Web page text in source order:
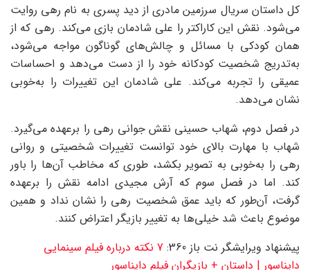
کل داستان سریال سرزمین مادری از دید پسری به‌ نام رهی روایت
می‌شود. نقش این کاراکتر را علی شادمان بازی می‌کند. رهی که از
همان کودکی با مسائل و چالش‌های گوناگون مواجه می‌شود،
به‌تدریج شخصیت کودکانه خود را از دست می‌دهد و احساسات
عمیقی را تجربه می‌کند. علی شادمان این تغییرات را به‌خوبی
نشان می‌دهد.
در فصل د‌وم، شهاب حسینی نقش جوانی رهی را برعهده می‌گیرد.
شهاب با مهارت بالای خود توانست تغییرات شخصیتی و روانی
رهی را به‌خوبی به تصویر بکشد، طوری که مخاطب آن‌ها را باور
کند. اما در فصل سوم که آرش مجیدی ادامه نقش را برعهده
گرفت، آن‌طور که باید عمق شخصیت رهی را نشان نداد و همین
موضوع باعث شد خیلی‌ها به تغییر بازیگر اعتراض کنند.
پیشنهاد ویرایشگر نت باز 360:
7 نکته درباره فیلم سینمایی
دایناسور | داستان + بازیگران فیلم دایناسور